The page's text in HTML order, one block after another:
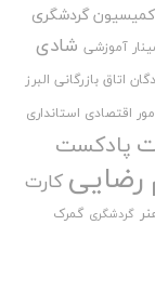
گردشگری
آموزشی شادی
اتاق بازرگانی البرز
اقتصادی استانداری
پادکست
رضایی کارت
گردشگری گمرک